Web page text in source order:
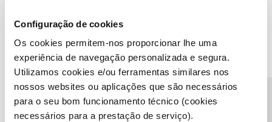
Configuração de cookies
Os cookies permitem-nos proporcionar lhe uma
experiência de navegação personalizada e segura.
Utilizamos cookies e/ou ferramentas similares nos
nossos websites ou aplicações que são necessários
para o seu bom funcionamento técnico (cookies
necessários para a prestação de serviço).
Condições do Fórum NOS Accessibility statement